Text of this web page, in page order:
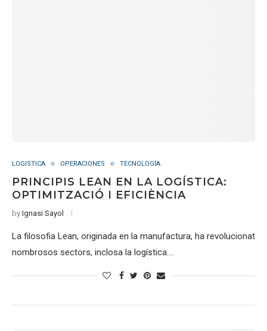
LOGISTICA OPERACIONES TECNOLOGÍA
PRINCIPIS LEAN EN LA LOGÍSTICA:
OPTIMITZACIÓ I EFICIÈNCIA
by Ignasi Sayol
La filosofia Lean, originada en la manufactura, ha revolucionat
nombrosos sectors, inclosa la logística.…